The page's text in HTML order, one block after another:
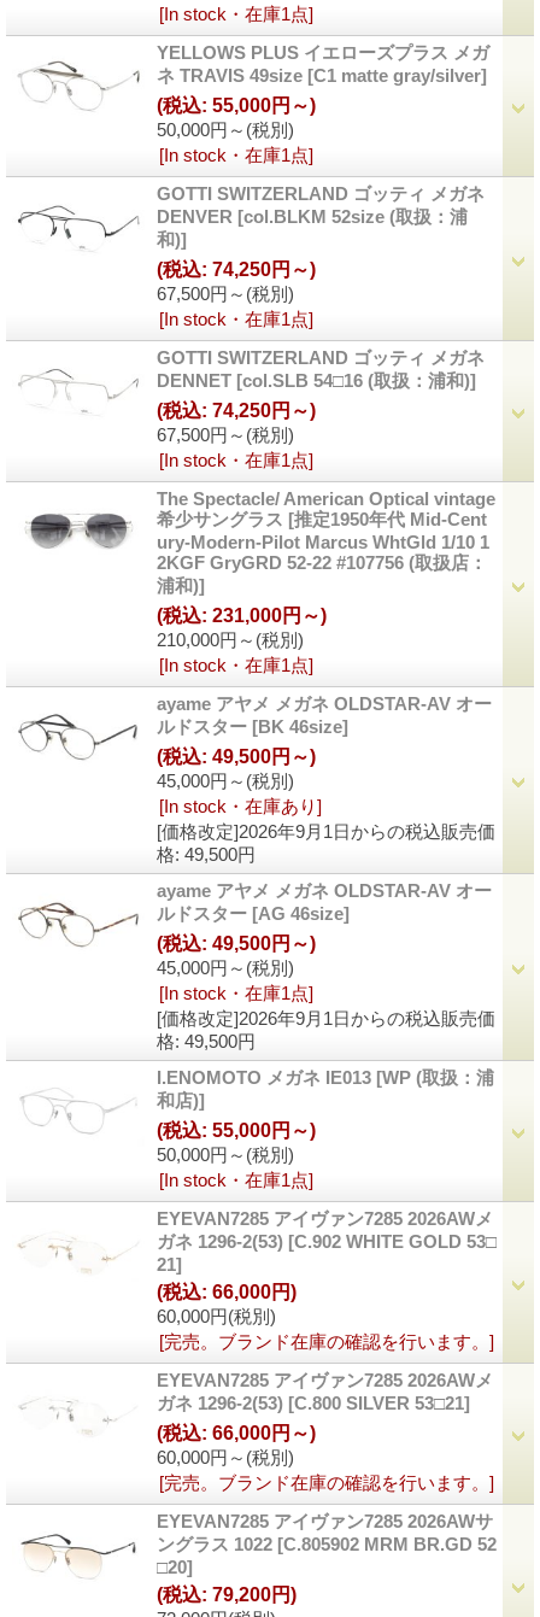
[In stock・在庫1点]
YELLOWS PLUS イエローズプラス メガ
ネ TRAVIS 49size [C1 matte gray/silver]
50,000円～ (税別)
(税込: 55,000円～)
[In stock・在庫1点]
GOTTI SWITZERLAND ゴッティ メガネ
DENVER [col.BLKM 52size (取扱：浦
和)]
67,500円～ (税別)
(税込: 74,250円～)
[In stock・在庫1点]
GOTTI SWITZERLAND ゴッティ メガネ
DENNET [col.SLB 54□16 (取扱：浦和)]
67,500円～ (税別)
(税込: 74,250円～)
[In stock・在庫1点]
The Spectacle/ American Optical vintage
希少サングラス [推定1950年代 Mid-Cent
ury-Modern-Pilot Marcus WhtGld 1/10 1
2KGF GryGRD 52-22 #107756 (取扱店：
浦和)]
210,000円～ (税別)
(税込: 231,000円～)
[In stock・在庫1点]
ayame アヤメ メガネ OLDSTAR-AV オー
ルドスター [BK 46size]
45,000円～ (税別)
(税込: 49,500円～)
[In stock・在庫あり]
[価格改定]2026年9月1日からの税込販売価
格: 49,500円
ayame アヤメ メガネ OLDSTAR-AV オー
ルドスター [AG 46size]
45,000円～ (税別)
(税込: 49,500円～)
[In stock・在庫1点]
[価格改定]2026年9月1日からの税込販売価
格: 49,500円
I.ENOMOTO メガネ IE013 [WP (取扱：浦
和店)]
50,000円～ (税別)
(税込: 55,000円～)
[In stock・在庫1点]
EYEVAN7285 アイヴァン7285 2026AWメ
ガネ 1296-2(53) [C.902 WHITE GOLD 53□
21]
60,000円(税別)
(税込: 66,000円)
[完売。ブランド在庫の確認を行います。]
EYEVAN7285 アイヴァン7285 2026AWメ
ガネ 1296-2(53) [C.800 SILVER 53□21]
60,000円～ (税別)
(税込: 66,000円～)
[完売。ブランド在庫の確認を行います。]
EYEVAN7285 アイヴァン7285 2026AWサ
ングラス 1022 [C.805902 MRM BR.GD 52
□20]
(税込: 79,200円)